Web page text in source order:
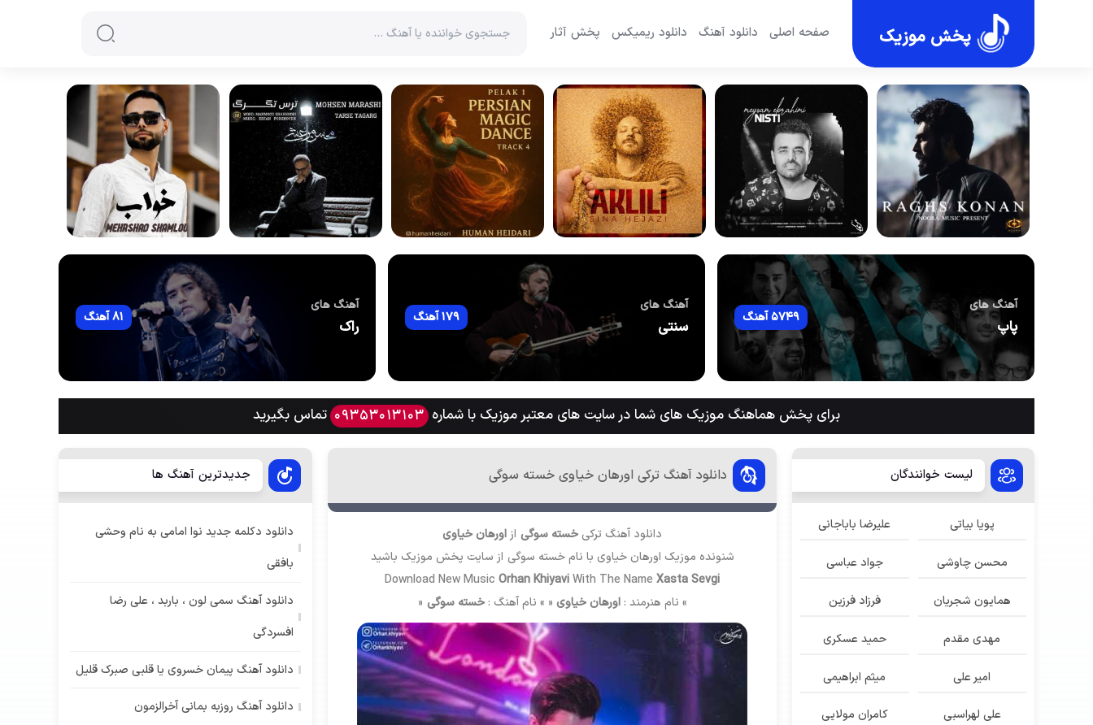
پخش موزیک صفحه اصلی دانلود آهنگ دانلود ریمیکس پخش آثار
آهنگ های
پاپ 5749 آهنگ
آهنگ های
سنتی 179 آهنگ
آهنگ های
راک 81 آهنگ
برای پخش هماهنگ موزیک های شما در سایت های معتبر موزیک با شماره 09353013103 تماس بگیرید
دانلود آهنگ ترکی اورهان خیاوی خسته سوگی
دانلود آهنگ ترکی خسته سوگی از اورهان خیاوی
شنونده موزیک اورهان خیاوی با نام خسته سوگی از سایت پخش موزیک باشید
Download New MusicOrhan KhiyaviWith The NameXasta Sevgi
» نام هنرمند :اورهان خیاوی « » نام آهنگ :خسته سوگی «
لیست خوانندگان
پویا بیاتی علیرضا باباجانی
محسن چاوشی جواد عباسی
همایون شجریان فرزاد فرزین
مهدی مقدم حمید عسکری
امیر علی میثم ابراهیمی
علی لهراسبی کامران مولایی
جدیدترین آهنگ ها
دانلود دکلمه جدید نوا امامی به نام وحشی
بافقی
دانلود آهنگ سمی لون ، باربد ، علی رضا
افسردگی
دانلود آهنگ پیمان خسروی یا قلبی صبرک قلیل
دانلود آهنگ روزبه بمانی آخرالزمون